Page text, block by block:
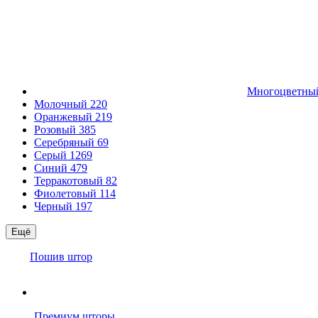
Молочный 220
Оранжевый 219
Розовый 385
Серебряный 69
Серый 1269
Синий 479
Терракотовый 82
Фиолетовый 114
Черный 197
Ещё
Пошив штор